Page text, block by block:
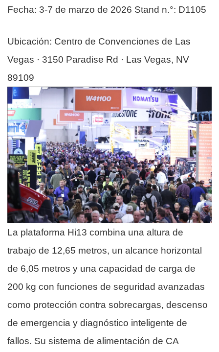
Fecha: 3-7 de marzo de 2026 Stand n.°: D1105
Ubicación: Centro de Convenciones de Las
Vegas · 3150 Paradise Rd · Las Vegas, NV
89109
La plataforma Hi13 combina una altura de
trabajo de 12,65 metros, un alcance horizontal
de 6,05 metros y una capacidad de carga de
200 kg con funciones de seguridad avanzadas
como protección contra sobrecargas, descenso
de emergencia y diagnóstico inteligente de
fallos. Su sistema de alimentación de CA